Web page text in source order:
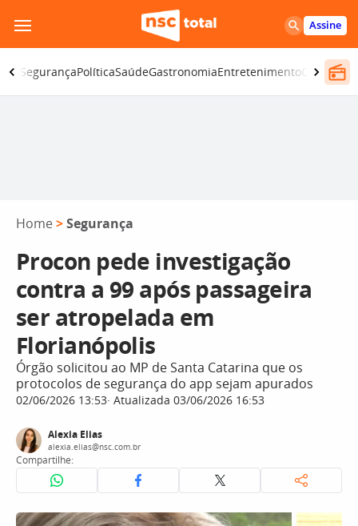
para
o
conteúdo
Assine
SegurançaPolíticaSaúdeGastronomiaEntretenimentoCBN
Home >Segurança
Procon pede investigação
contra a 99 após passageira
ser atropelada em
Florianópolis
Órgão solicitou ao MP de Santa Catarina que os
protocolos de segurança do app sejam apurados
02/06/2026 13:53 Atualizada 03/06/2026 16:53
Alexia Elias
alexia.elias@nsc.com.br
Compartilhe: